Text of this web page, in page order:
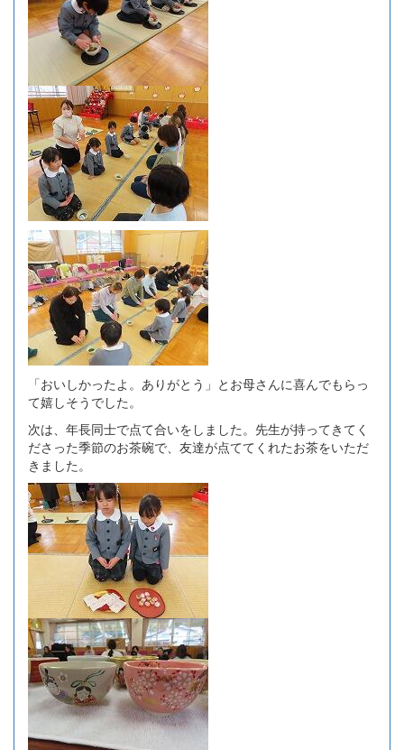
「おいしかったよ。ありがとう」とお母さんに喜んでもらっ
て嬉しそうでした。
次は、年長同士で点て合いをしました。先生が持ってきてく
ださった季節のお茶碗で、友達が点ててくれたお茶をいただ
きました。